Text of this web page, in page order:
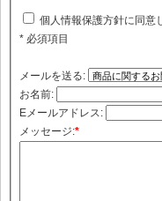
個人情報保護方針に同意
* 必須項目
メールを送る:
お名前:
Eメールアドレス:
メッセージ:*